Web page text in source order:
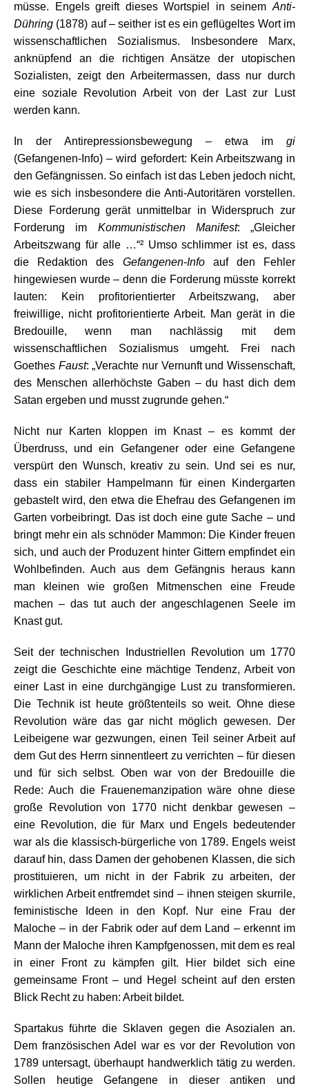
müsse. Engels greift dieses Wortspiel in seinem Anti-
Dühring (1878) auf – seither ist es ein geflügeltes Wort im
wissenschaftlichen Sozialismus. Insbesondere Marx,
anknüpfend an die richtigen Ansätze der utopischen
Sozialisten, zeigt den Arbeitermassen, dass nur durch
eine soziale Revolution Arbeit von der Last zur Lust
werden kann.
In der Antirepressionsbewegung – etwa im gi
(Gefangenen-Info) – wird gefordert: Kein Arbeitszwang in
den Gefängnissen. So einfach ist das Leben jedoch nicht,
wie es sich insbesondere die Anti-Autoritären vorstellen.
Diese Forderung gerät unmittelbar in Widerspruch zur
Forderung im Kommunistischen Manifest: „Gleicher
Arbeitszwang für alle …“² Umso schlimmer ist es, dass
die Redaktion des Gefangenen-Infoauf den Fehler
hingewiesen wurde – denn die Forderung müsste korrekt
lauten: Kein profitorientierter Arbeitszwang, aber
freiwillige, nicht profitorientierte Arbeit. Man gerät in die
Bredouille, wenn man nachlässig mit dem
wissenschaftlichen Sozialismus umgeht. Frei nach
Goethes Faust: „Verachte nur Vernunft und Wissenschaft,
des Menschen allerhöchste Gaben – du hast dich dem
Satan ergeben und musst zugrunde gehen.“
Nicht nur Karten kloppen im Knast – es kommt der
Überdruss, und ein Gefangener oder eine Gefangene
verspürt den Wunsch, kreativ zu sein. Und sei es nur,
dass ein stabiler Hampelmann für einen Kindergarten
gebastelt wird, den etwa die Ehefrau des Gefangenen im
Garten vorbeibringt. Das ist doch eine gute Sache – und
bringt mehr ein als schnöder Mammon: Die Kinder freuen
sich, und auch der Produzent hinter Gittern empfindet ein
Wohlbefinden. Auch aus dem Gefängnis heraus kann
man kleinen wie großen Mitmenschen eine Freude
machen – das tut auch der angeschlagenen Seele im
Knast gut.
Seit der technischen Industriellen Revolution um 1770
zeigt die Geschichte eine mächtige Tendenz, Arbeit von
einer Last in eine durchgängige Lust zu transformieren.
Die Technik ist heute größtenteils so weit. Ohne diese
Revolution wäre das gar nicht möglich gewesen. Der
Leibeigene war gezwungen, einen Teil seiner Arbeit auf
dem Gut des Herrn sinnentleert zu verrichten – für diesen
und für sich selbst. Oben war von der Bredouille die
Rede: Auch die Frauenemanzipation wäre ohne diese
große Revolution von 1770 nicht denkbar gewesen –
eine Revolution, die für Marx und Engels bedeutender
war als die klassisch-bürgerliche von 1789. Engels weist
darauf hin, dass Damen der gehobenen Klassen, die sich
prostituieren, um nicht in der Fabrik zu arbeiten, der
wirklichen Arbeit entfremdet sind – ihnen steigen skurrile,
feministische Ideen in den Kopf. Nur eine Frau der
Maloche – in der Fabrik oder auf dem Land – erkennt im
Mann der Maloche ihren Kampfgenossen, mit dem es real
in einer Front zu kämpfen gilt. Hier bildet sich eine
gemeinsame Front – und Hegel scheint auf den ersten
Blick Recht zu haben: Arbeit bildet.
Spartakus führte die Sklaven gegen die Asozialen an.
Dem französischen Adel war es vor der Revolution von
1789 untersagt, überhaupt handwerklich tätig zu werden.
Sollen heutige Gefangene in dieser antiken und